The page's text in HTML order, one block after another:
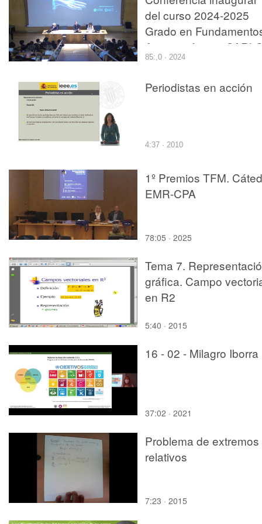
del curso 2024-2025
Grado en
CALDERÓN
una orquesta ¿arte,
85:,0 · 2024
Periodistas en acción
4:37 · 2010
1º Premios TFM.
EMR-CPA
78:05 · 2025
Tema 7.
gráfica. Campo
en R2
5:40 · 2015
16 - 02 - Milagro Iborra
37:02 · 2021
Problema de extremos
relativos
7:23 · 2015